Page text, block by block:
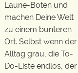
Laune-Boten und
machen Deine Welt
zu einem bunteren
Ort. Selbst wenn der
Alltag grau, die To-
Do-Liste endlos, der